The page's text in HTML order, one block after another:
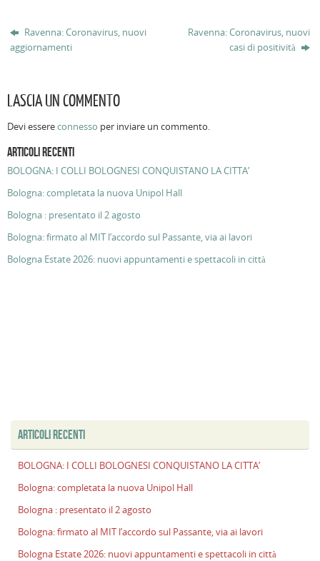
Ravenna: Coronavirus, nuovi
aggiornamenti
Ravenna: Coronavirus, nuovi
casi di positività
LASCIA UN COMMENTO
Devi essereconnesso per inviare un commento.
ARTICOLI RECENTI
BOLOGNA: I COLLI BOLOGNESI CONQUISTANO LA CITTA’
Bologna: completata la nuova Unipol Hall
Bologna : presentato il 2 agosto
Bologna: firmato al MIT l’accordo sul Passante, via ai lavori
Bologna Estate 2026: nuovi appuntamenti e spettacoli in città
ARTICOLI RECENTI
BOLOGNA: I COLLI BOLOGNESI CONQUISTANO LA CITTA’
Bologna: completata la nuova Unipol Hall
Bologna : presentato il 2 agosto
Bologna: firmato al MIT l’accordo sul Passante, via ai lavori
Bologna Estate 2026: nuovi appuntamenti e spettacoli in città